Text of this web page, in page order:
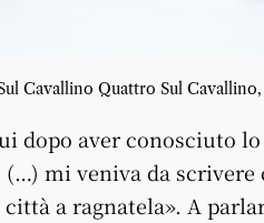
Cavallino Quattro Sul Cavallino,
dopo aver conosciuto
mi veniva da scrivere
a ragnatela». A